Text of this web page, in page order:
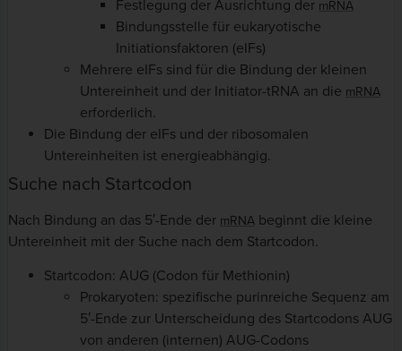
Festlegung der Ausrichtung der mRNA
Bindungsstelle für eukaryotische
Initiationsfaktoren (eIFs)
Mehrere eIFs sind für die Bindung der kleinen
Untereinheit und der Initiator-tRNA an die mRNA
erforderlich.
Die Bindung der eIFs und der ribosomalen
Untereinheiten ist energieabhängig.
Suche nach Startcodon
Nach Bindung an das 5′-Ende der mRNA beginnt die kleine
Untereinheit mit der Suche nach dem Startcodon.
Startcodon: AUG (Codon für Methionin)
Prokaryoten: spezifische purinreiche Sequenz am
5′-Ende zur Unterscheidung des Startcodons AUG
von anderen (internen) AUG-Codons